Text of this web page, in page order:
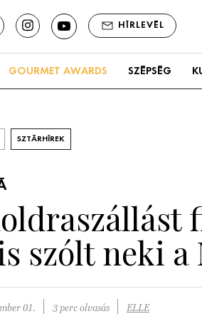
HÍRLEVÉL
GOURMET AWARDS SZÉPSÉG
SZTÁRHÍREK
szólt neki a
01. 3 perc olvasás ELLE